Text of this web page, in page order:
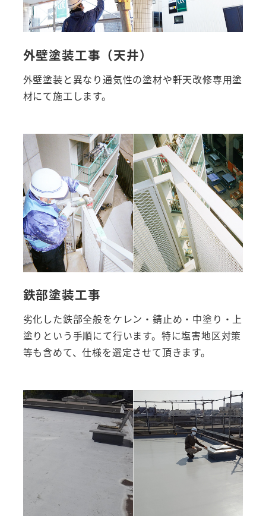
外壁塗装工事（天井）
外壁塗装と異なり通気性の塗材や軒天改修専用塗
材にて施工します。
鉄部塗装工事
劣化した鉄部全般をケレン・錆止め・中塗り・上
塗りという手順にて行います。特に塩害地区対策
等も含めて、仕様を選定させて頂きます。